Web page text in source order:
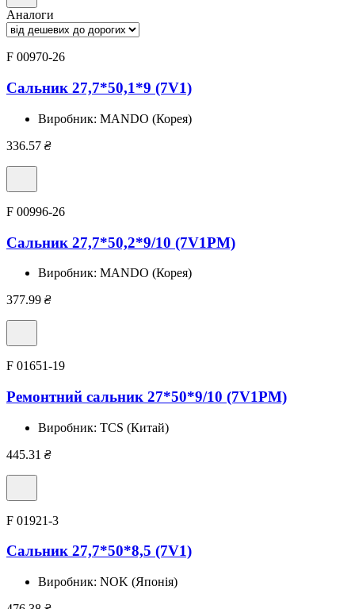
Аналоги
F 00970-26
Сальник 27,7*50,1*9 (7V1)
Виробник: MANDO (Корея)
336.57 ₴
F 00996-26
Сальник 27,7*50,2*9/10 (7V1PM)
Виробник: MANDO (Корея)
377.99 ₴
F 01651-19
Ремонтний сальник 27*50*9/10 (7V1PM)
Виробник: TCS (Китай)
445.31 ₴
F 01921-3
Сальник 27,7*50*8,5 (7V1)
Виробник: NOK (Японія)